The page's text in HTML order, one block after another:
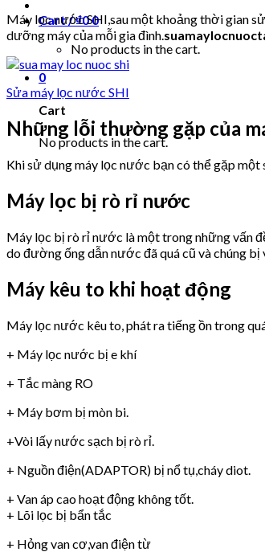
Cart /₫00
No products in the cart.
0
Cart
No products in the cart.
Máy lọc nước SHI,sau một khoảng thời gian
dưỡng máy của mỗi gia đình.
Sửa máy lọc nước SHI
Những lỗi thường gặp của
Khi sử dụng máy lọc nước bạn có thể gặp một
Máy lọc bị rò rỉ nước
Máy lọc bị rò rỉ nước là một trong những vấn
do đường ống dẫn nước đã quá cũ và chúng
Máy kêu to khi hoạt động
Máy lọc nước kêu to, phát ra tiếng ồn trong
+ Máy lọc nước bị e khí
+ Tắc màng RO
+ Máy bơm bị mòn bi.
+Vòi lấy nước sạch bị rò rỉ.
+ Nguồn điện(ADAPTOR) bị nổ tụ,cháy diot.
+ Van áp cao hoạt động không tốt.
+ Lõi lọc bị bẩn tắc
+ Hỏng van cơ,van điện từ